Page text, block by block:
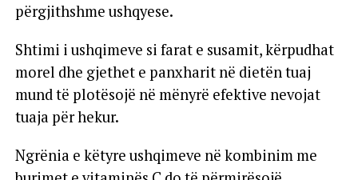
përgjithshme ushqyese.
Shtimi i ushqimeve si farat e susamit, kërpudhat
morel dhe gjethet e panxharit në dietën tuaj
mund të plotësojë në mënyrë efektive nevojat
tuaja për hekur.
Ngrënia e këtyre ushqimeve në kombinim me